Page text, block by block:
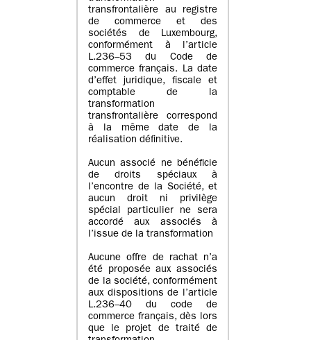
transfrontalière au registre
de commerce et des
sociétés de Luxembourg,
conformément à l’article
L.236–53 du Code de
commerce français. La date
d’effet juridique, fiscale et
comptable de la
transformation
transfrontalière correspond
à la même date de la
réalisation définitive.
Aucun associé ne bénéficie
de droits spéciaux à
l’encontre de la Société, et
aucun droit ni privilège
spécial particulier ne sera
accordé aux associés à
l’issue de la transformation
Aucune offre de rachat n’a
été proposée aux associés
de la société, conformément
aux dispositions de l’article
L.236–40 du code de
commerce français, dès lors
que le projet de traité de